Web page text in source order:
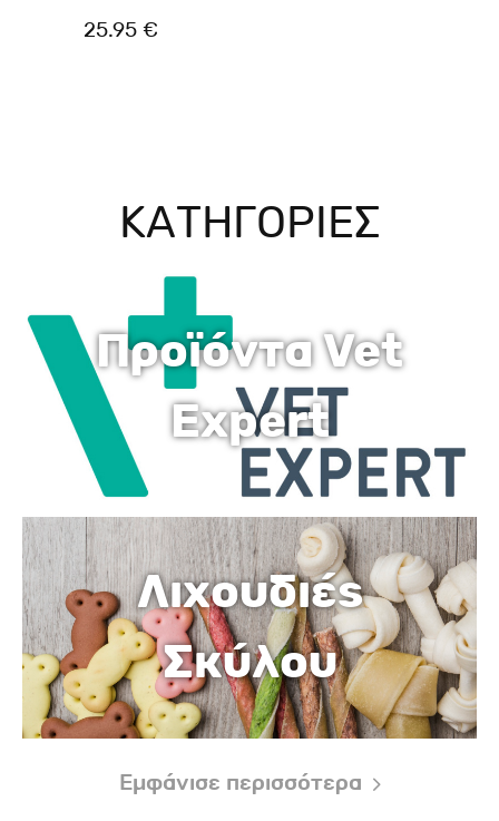
25.95 €
ΚΑΤΗΓΟΡΙΕΣ
Προϊόντα Vet
Expert
Λιχουδιές
Σκύλου
Εμφάνισε περισσότερα